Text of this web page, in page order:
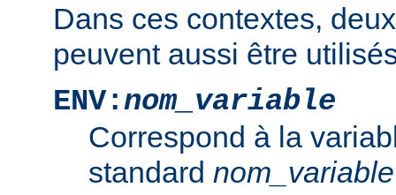
Dans ces contextes,
peuvent aussi être
ENV:nom_variable
Correspond à la
standard nom_variable